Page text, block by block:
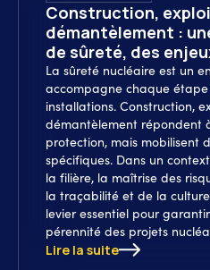
Construction,
démantèlement :
de sûreté, des
La sûreté nucléaire est un
accompagne chaque
installations. Construction,
démantèlement répondent
protection, mais mobilisent
spécifiques. Dans un
la filière, la maîtrise des
la traçabilité et de la
levier essentiel pour
pérennité des projets
Lire la suite